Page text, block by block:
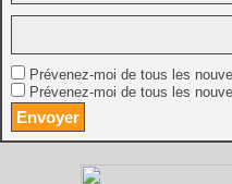
Prévenez-moi de tous les
Prévenez-moi de tous les